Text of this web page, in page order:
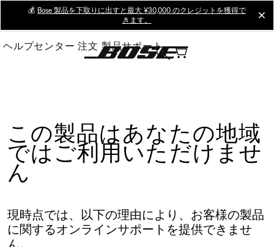
Main
💰 Bose 製品を下取りに出すと最大 ¥30,000 のクレジットを獲得で
きます。
ヘルプセンター 注文 製品サポート
この製品はあなたの地域
ではご利用いただけませ
ん
現時点では、以下の理由により、お客様の製品
に関するオンラインサポートを提供できませ
ん。